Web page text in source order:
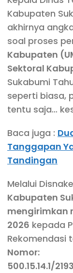
Kabupaten
akhirnya
soal proses
Kabupaten
Sektoral
Sukabumi
seperti biasa,
tentu saja…
Baca juga :
Tanggapan
Tandingan
Melalui
Kabupaten
mengirimkan
2026 kepada
Rekomendasi
Nomor:
500.15.14.1/